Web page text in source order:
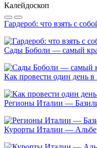
Калейдоскоп
Гардероб: что взять с
Сады Боболи — самый
Как провести один день
Регионы Италии —
Курорты Италии —